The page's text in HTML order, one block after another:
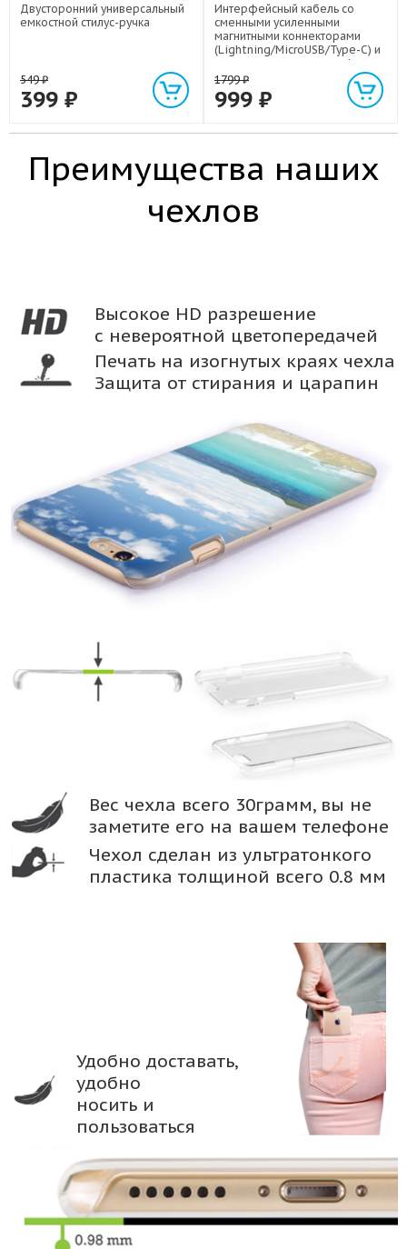
Двусторонний универсальный
емкостной стилус-ручка
549₽
399 ₽
Интерфейсный кабель со
сменными усиленными
магнитными коннекторами
(Lightning/MicroUSB/Type-C) и
световым индикатором 1м
1799₽
999 ₽
Преимущества наших
чехлов
Высокое HD разрешение
с невероятной цветопередачей
Печать на изогнутых краях чехла
Защита от стирания и царапин
Вес чехла всего 30грамм, вы не
заметите его на вашем телефоне
Чехол сделан из ультратонкого
пластика толщиной всего 0.8 мм
Удобно доставать,
удобно
носить и
пользоваться